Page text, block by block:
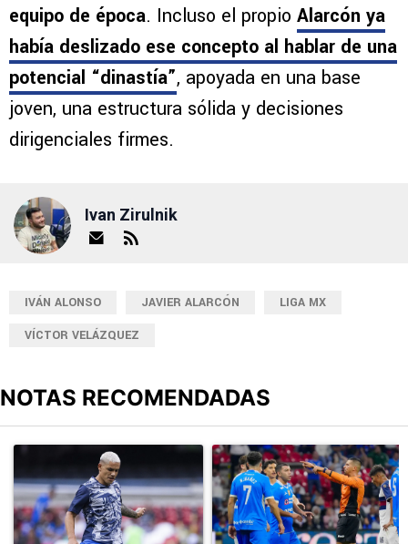
equipo de época. Incluso el propio Alarcón ya
había deslizado ese concepto al hablar de una
potencial “dinastía”, apoyada en una base
joven, una estructura sólida y decisiones
dirigenciales firmes.
Ivan Zirulnik
IVÁN ALONSO JAVIER ALARCÓN
LIGA MX
VÍCTOR VELÁZQUEZ
NOTAS RECOMENDADAS
Un artículo de tendencia con el título "Revelan un detalle clave
Un artículo de tendencia con el